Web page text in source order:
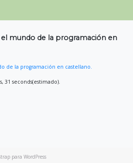
el mundo de la programación en
de la programación en castellano.
31 seconds(estimado).
para WordPress